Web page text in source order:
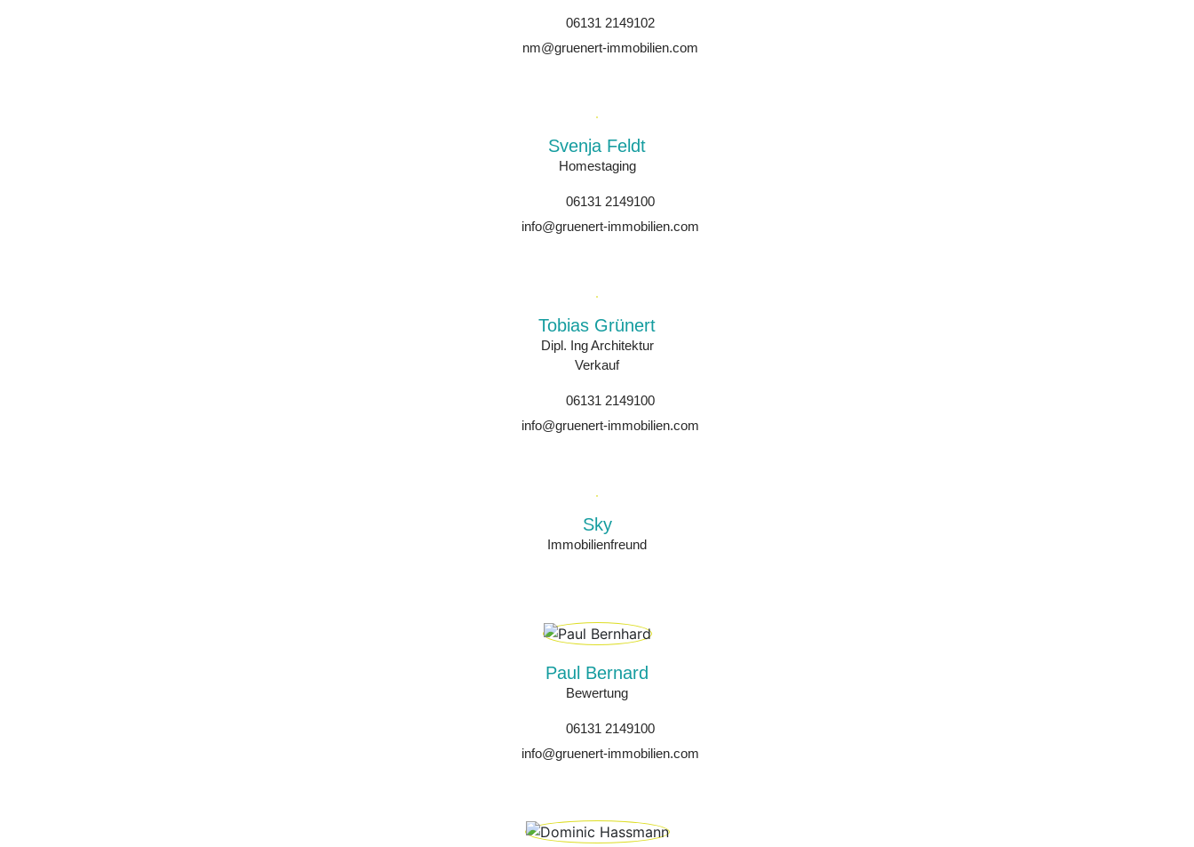
06131 2149102
nm@gruenert-immobilien.com
Svenja Feldt
Homestaging
06131 2149100
info@gruenert-immobilien.com
Tobias Grünert
Dipl. Ing Architektur
Verkauf
06131 2149100
info@gruenert-immobilien.com
Sky
Immobilienfreund
Paul Bernard
Bewertung
06131 2149100
info@gruenert-immobilien.com